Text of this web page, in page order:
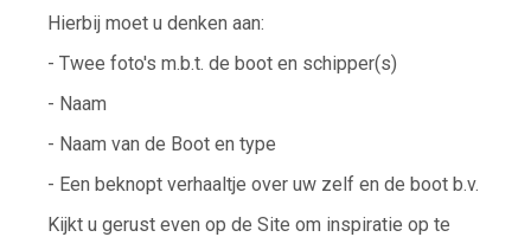
Hierbij moet u denken aan:
- Twee foto's m.b.t. de boot en schipper(s)
- Naam
- Naam van de Boot en type
- Een beknopt verhaaltje over uw zelf en de boot b.v.
Kijkt u gerust even op de Site om inspiratie op te